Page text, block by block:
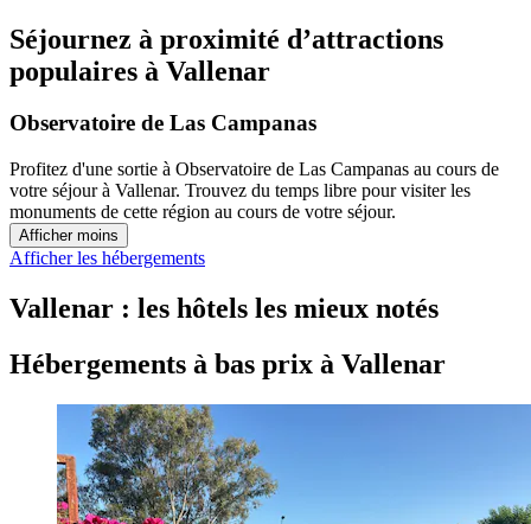
Séjournez à proximité d’attractions
populaires à Vallenar
Observatoire de Las Campanas
Profitez d'une sortie à Observatoire de Las Campanas au cours de
votre séjour à Vallenar. Trouvez du temps libre pour visiter les
monuments de cette région au cours de votre séjour.
Afficher moins
Afficher les hébergements
Vallenar : les hôtels les mieux notés
Hébergements à bas prix à Vallenar